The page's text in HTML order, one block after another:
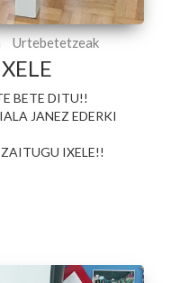
Urtebetetzeak
BETE DITU!!
JANEZ EDERKI
IXELE!!